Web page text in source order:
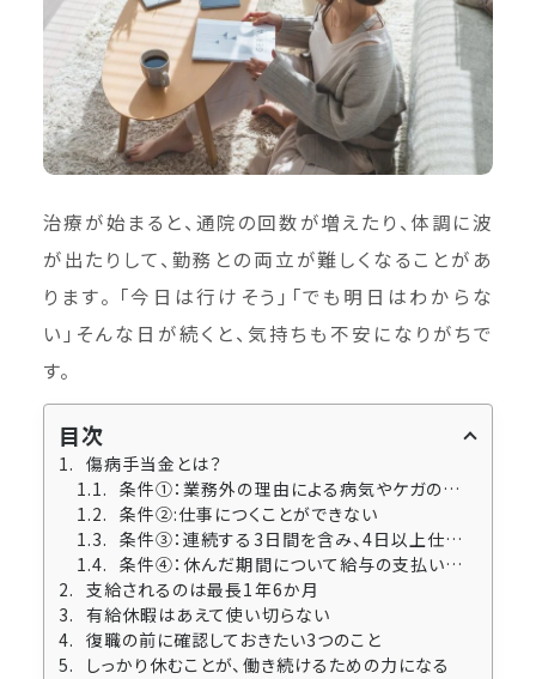
治療が始まると、通院の回数が増えたり、体調に波
が出たりして、勤務との両立が難しくなることがあ
ります。 「今日は行けそう」「でも明日はわからな
い」そんな日が続くと、気持ちも不安になりがちで
す。
目次
傷病手当金とは？
条件①：業務外の理由による病気やケガの療養のために休む
条件②:仕事につくことができない
条件③：連続する3日間を含み、4日以上仕事につくことができない
条件④：休んだ期間について給与の支払いがない
支給されるのは最長1年6か月
有給休暇はあえて使い切らない
復職の前に確認しておきたい3つのこと
しっかり休むことが、働き続けるための力になる